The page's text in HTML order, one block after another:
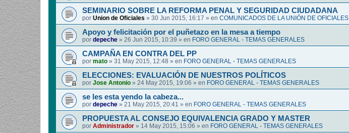
SEMINARIO SOBRE LA REFORMA PENAL Y SEGURIDAD CIUDADANA
por Union de Oficiales » 30 Jun 2015, 16:17 » en COMUNICADOS DE LA UNIÓN DE OFICIALES
Apoyo y felicitación por el puñetazo en la mesa a tiempo
por depeche » 26 Jun 2015, 10:39 » en FORO GENERAL - TEMAS GENERALES
CAMPAÑA EN CONTRA DEL PP
por mato » 31 May 2015, 12:48 » en FORO GENERAL - TEMAS GENERALES
ELECCIONES: EVALUACIÓN DE NUESTROS POLÍTICOS
por Jose Antonio » 24 May 2015, 19:06 » en FORO GENERAL - TEMAS GENERALES
se les esta yendo la cabeza...
por depeche » 21 May 2015, 20:41 » en FORO GENERAL - TEMAS GENERALES
PROPUESTA AL CONSEJO EQUIVALENCIA GRADO Y MASTER
por Administrador » 14 May 2015, 15:06 » en FORO GENERAL - TEMAS GENERALES